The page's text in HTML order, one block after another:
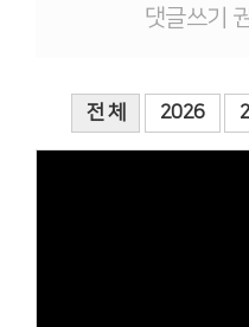
댓글쓰기
전 체 2026